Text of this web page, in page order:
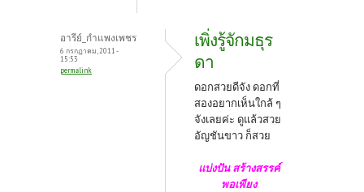
อารีย์_กำแพงเพชร
6 กรกฎาคม, 2011 -
15:53
permalink
เพิ่งรู้จักมธุร
ดา
ดอกสวยดีจัง ดอกที่
สองอยากเห็นใกล้ ๆ
จังเลยค่ะ ดูแล้วสวย
อัญชันขาว ก็สวย
แบ่งปัน สร้างสรรค์
พอเพียง